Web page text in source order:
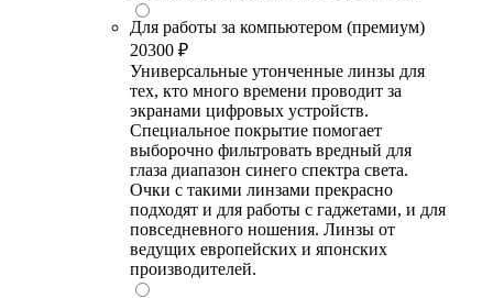
Для работы за компьютером (премиум)
20300 ₽
Универсальные утонченные линзы для
тех, кто много времени проводит за
экранами цифровых устройств.
Специальное покрытие помогает
выборочно фильтровать вредный для
глаза диапазон синего спектра света.
Очки с такими линзами прекрасно
подходят и для работы с гаджетами, и для
повседневного ношения. Линзы от
ведущих европейских и японских
производителей.